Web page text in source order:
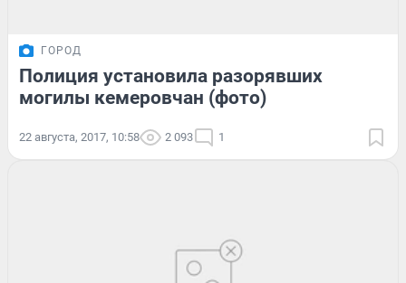
ГОРОД
Полиция установила разорявших
могилы кемеровчан (фото)
22 августа, 2017, 10:58 2 093 1